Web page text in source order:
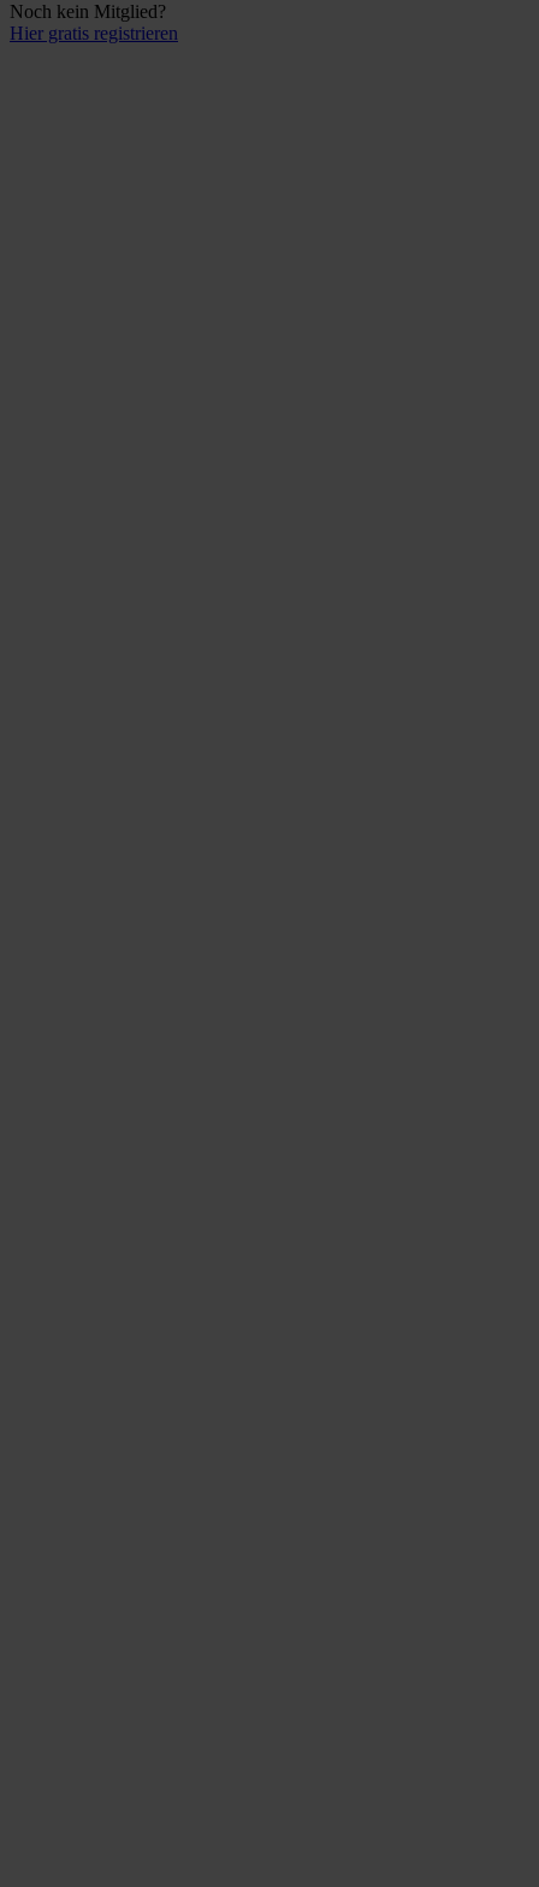
Noch kein Mitglied?
Hier gratis registrieren